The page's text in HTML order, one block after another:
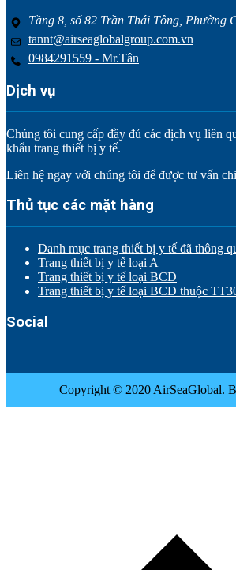
Tầng 8, số 82 Trần Thái Tông, Phường
tannt@airseaglobalgroup.com.vn
0984291559 - Mr.Tân
Dịch vụ
Chúng tôi cung cấp đầy đủ các dịch vụ liên
khẩu trang thiết bị y tế.
Liên hệ ngay với chúng tôi để được tư vấn
Thủ tục các mặt hàng
Danh mục trang thiết bị y tế đã thông
Trang thiết bị y tế loại A
Trang thiết bị y tế loại BCD
Trang thiết bị y tế loại BCD thuộc
Social
Copyright © 2020 AirSeaGlobal.